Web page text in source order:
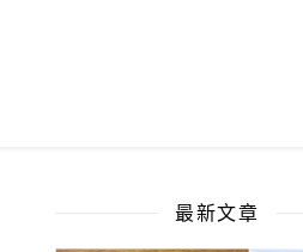
最新文章